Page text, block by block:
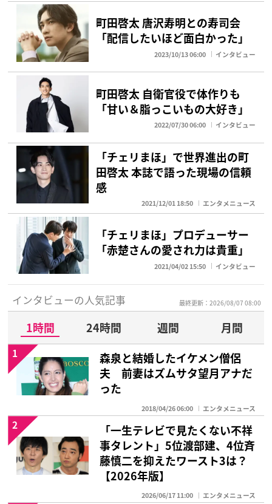
町田啓太 唐沢寿明との寿司会
「配信したいほど面白かった」
2023/10/13 06:00 インタビュー
町田啓太 自衛官役で体作りも
「甘い＆脂っこいもの大好き」
2022/07/30 06:00 インタビュー
「チェリまほ」で世界進出の町
田啓太 本誌で語った現場の信頼
感
2021/12/01 18:50 エンタメニュース
「チェリまほ」プロデューサー
「赤楚さんの愛され力は貴重」
2021/04/02 15:50 インタビュー
インタビューの人気記事 最終更新：2026/08/07 08:00
1時間 24時間 週間
月間
森泉と結婚したイケメン僧侶
夫 前妻はズムサタ望月アナだ
った
2018/04/26 06:00 エンタメニュース
1
「一生テレビで見たくない不祥
事タレント」5位渡部建、4位斉
藤慎二を抑えたワースト3は？
【2026年版】
2026/06/17 11:00 エンタメニュース
2